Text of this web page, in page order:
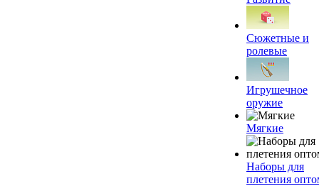
Сюжетные и
ролевые
Игрушечное
оружие
Мягкие
Наборы для
плетения